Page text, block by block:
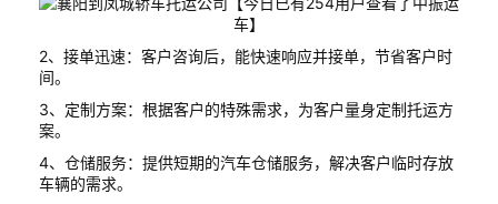
2、接单迅速：客户咨询后，能快速响应并接单，节省客户时
间。
3、定制方案：根据客户的特殊需求，为客户量身定制托运方
案。
4、仓储服务：提供短期的汽车仓储服务，解决客户临时存放
车辆的需求。